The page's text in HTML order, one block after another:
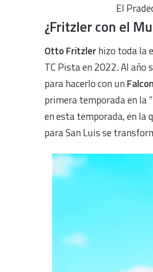
El
¿Fritzler con el
Otto Fritzlerhizo toda la
TC Pista en 2022. Al año
para hacerlo con un
primera temporada en la
en esta temporada, en la
para San Luis se